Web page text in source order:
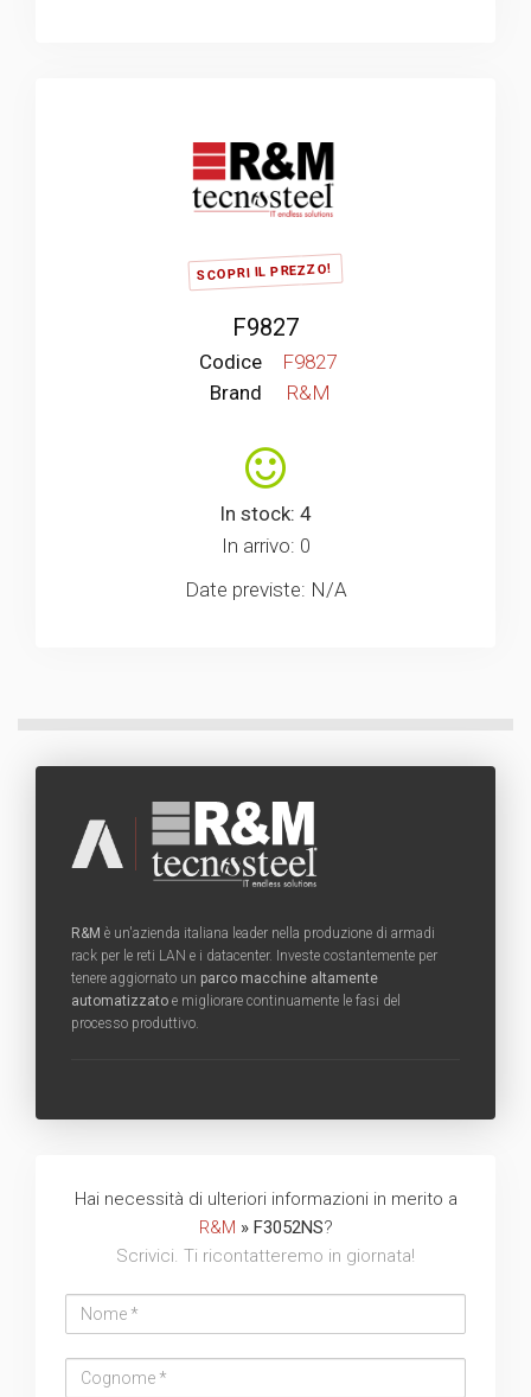
SCOPRI IL PREZZO!
F9827
Codice
F9827
Brand
R&M
In stock: 4
In arrivo: 0
Date previste: N/A
R&M è un'azienda italiana leader nella produzione di armadi
rack per le reti LAN e i datacenter. Investe costantemente per
tenere aggiornato un parco macchine altamente
automatizzato e migliorare continuamente le fasi del
processo produttivo.
Hai necessità di ulteriori informazioni in merito a
R&M » F3052NS?
Scrivici. Ti ricontatteremo in giornata!